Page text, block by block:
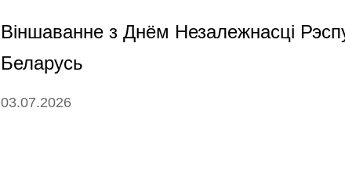
Віншаванне з Днём Незалежнасці
Беларусь
03.07.2026